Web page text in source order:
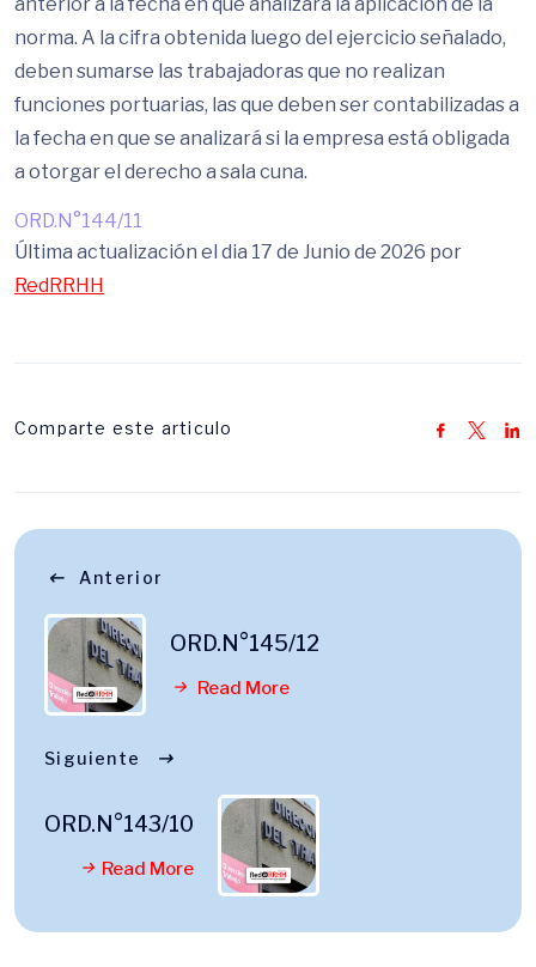
norma. A la cifra obtenida luego del ejercicio señalado,
deben sumarse las trabajadoras que no realizan
funciones portuarias, las que deben ser contabilizadas a
la fecha en que se analizará si la empresa está obligada
a otorgar el derecho a sala cuna.
ORD.N°144/11
Última actualización el dia 17 de Junio de 2026 por
RedRRHH
Comparte este articulo
Anterior
ORD.N°145/12
Read More
Siguiente
ORD.N°143/10
Read More